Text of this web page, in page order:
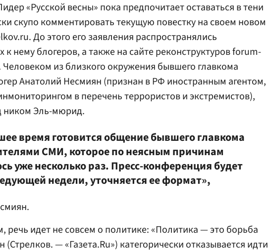
«Русской весны» пока предпочитает оставаться в тени
скупо комментировать текущую повестку на своем новом
До этого его заявления распространялись
к нему блогеров, а также на сайте реконструктуров forum-
из близкого окружения бывшего главкома
Анатолий Несмиян (признан в РФ иностранным агентом,
в перечень террористов и экстремистов),
Эль-мюрид.
время готовится общение бывшего главкома
СМИ, которое по неясным причинам
уже несколько раз. Пресс-конференция будет
недели, уточняется ее формат»,
речь идет не совсем о политике: «Политика — это борьба
(Стрелков. — «Газета.Ru») категорически отказывается идти